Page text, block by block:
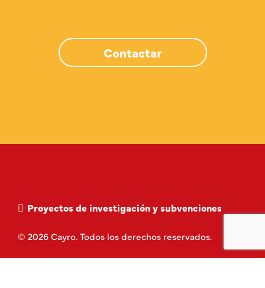
Contactar
Proyectos de investigación y subvenciones
© 2026 Cayro. Todos los derechos reservados.
Política de privacidad